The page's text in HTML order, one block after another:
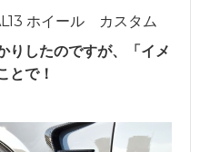
りしたのですが、「イメ
とで！